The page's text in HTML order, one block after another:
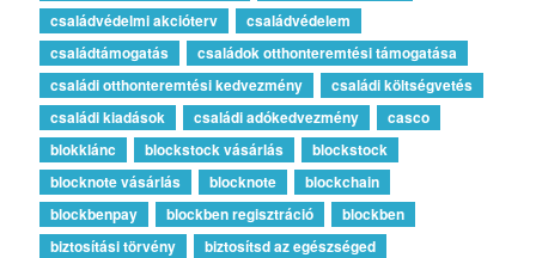
családvédelmi akcióterv
családvédelem
családtámogatás
családok otthonteremtési támogatása
családi otthonteremtési kedvezmény
családi költségvetés
családi kiadások
családi adókedvezmény
casco
blokklánc
blockstock vásárlás
blockstock
blocknote vásárlás
blocknote
blockchain
blockbenpay
blockben regisztráció
blockben
biztosítási törvény
biztosítsd az egészséged